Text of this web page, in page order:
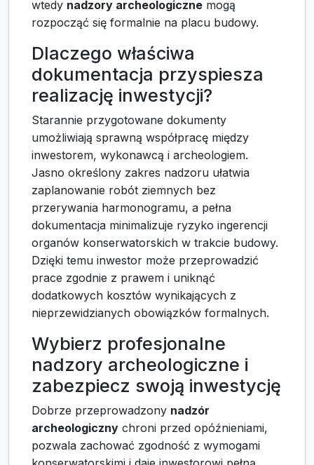
wtedy nadzory archeologiczne mogą
rozpocząć się formalnie na placu budowy.
Dlaczego właściwa
dokumentacja przyspiesza
realizację inwestycji?
Starannie przygotowane dokumenty
umożliwiają sprawną współpracę między
inwestorem, wykonawcą i archeologiem.
Jasno określony zakres nadzoru ułatwia
zaplanowanie robót ziemnych bez
przerywania harmonogramu, a pełna
dokumentacja minimalizuje ryzyko ingerencji
organów konserwatorskich w trakcie budowy.
Dzięki temu inwestor może przeprowadzić
prace zgodnie z prawem i uniknąć
dodatkowych kosztów wynikających z
nieprzewidzianych obowiązków formalnych.
Wybierz profesjonalne
nadzory archeologiczne i
zabezpiecz swoją inwestycję
Dobrze przeprowadzony nadzór
archeologiczny chroni przed opóźnieniami,
pozwala zachować zgodność z wymogami